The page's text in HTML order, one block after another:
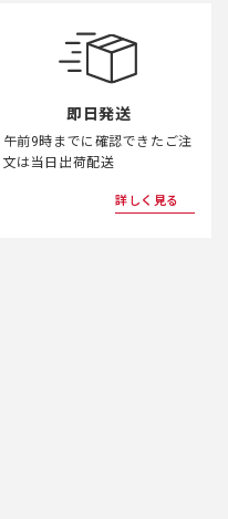
即日発送
午前9時までに確認できたご注
文は当日出荷配送
詳しく見る